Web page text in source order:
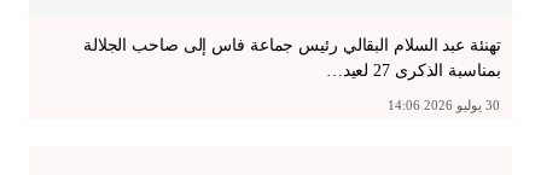
تهنئة عبد السلام البقالي رئيس جماعة فاس إلى صاحب الجلالة
بمناسبة الذكرى 27 لعيد…
30 يوليو 2026 14:06